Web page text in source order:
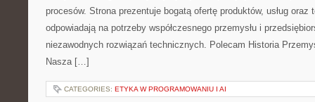
procesów. Strona prezentuje bogatą ofertę produktów, usług oraz
odpowiadają na potrzeby współczesnego przemysłu i
niezawodnych rozwiązań technicznych. Polecam Historia
Nasza […]
CATEGORIES: ETYKA W PROGRAMOWANIU I AI